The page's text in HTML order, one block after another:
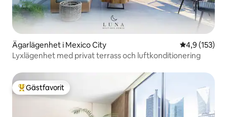
Ägarlägenhet i Mexico City 4,9 av 5 i
4,9 (153)
Lyxlägenhet med privat terrass och luftkonditionering
Populär gästfavorit
Gästfavorit